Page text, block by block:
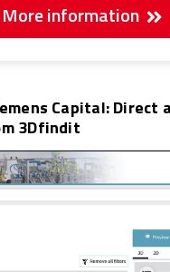
More information
Capital: Direct
3Dfindit